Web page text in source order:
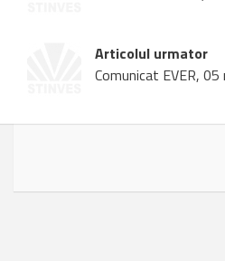
Articolul urmator
Comunicat EVER,